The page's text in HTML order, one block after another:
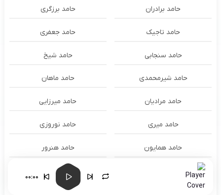
حامد برادران حامد برزگری
حامد تاجیک حامد جعفری
حامد سنجابی حامد شیخ
حامد شیرمحمدی حامد ماهان
حامد مرادیان حامد میرزایی
حامد میری حامد نوروزی
حامد همایون حامد هنرور
حامد یوسفی
00:00